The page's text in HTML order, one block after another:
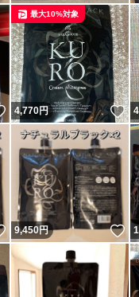
いいね！
4,770円
最大10%対象
いいね！
9,450円